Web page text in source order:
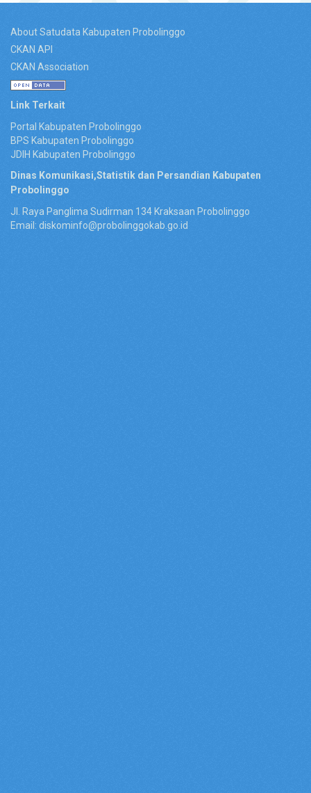
About Satudata Kabupaten Probolinggo
CKAN API
CKAN Association
Link Terkait
Portal Kabupaten Probolinggo
BPS Kabupaten Probolinggo
JDIH Kabupaten Probolinggo
Dinas Komunikasi,Statistik dan Persandian Kabupaten
Probolinggo
Jl. Raya Panglima Sudirman 134 Kraksaan Probolinggo
Email: diskominfo@probolinggokab.go.id